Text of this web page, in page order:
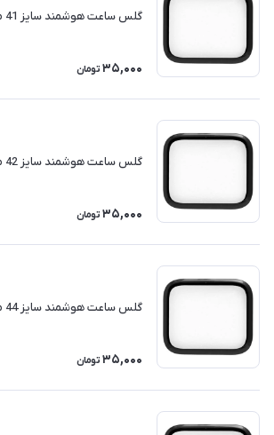
گلس ساعت هوشمند سایز 41 میلیمتر
35,000 تومان
گلس ساعت هوشمند سایز 42 میلیمتر
35,000 تومان
گلس ساعت هوشمند سایز 44 میلیمتر
35,000 تومان